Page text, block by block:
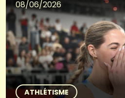
08/06/2026
ATHLÉTISME